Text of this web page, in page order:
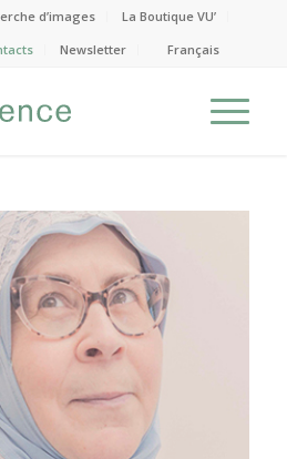
d’images
La Boutique VU’
Newsletter Français